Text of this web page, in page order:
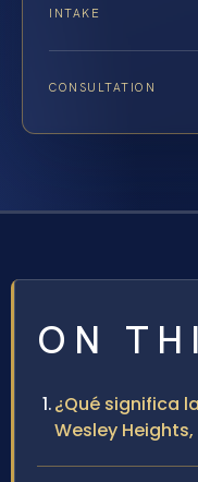
INTAKE
CONSULTATION
ON
¿Qué significa
Wesley Heights,